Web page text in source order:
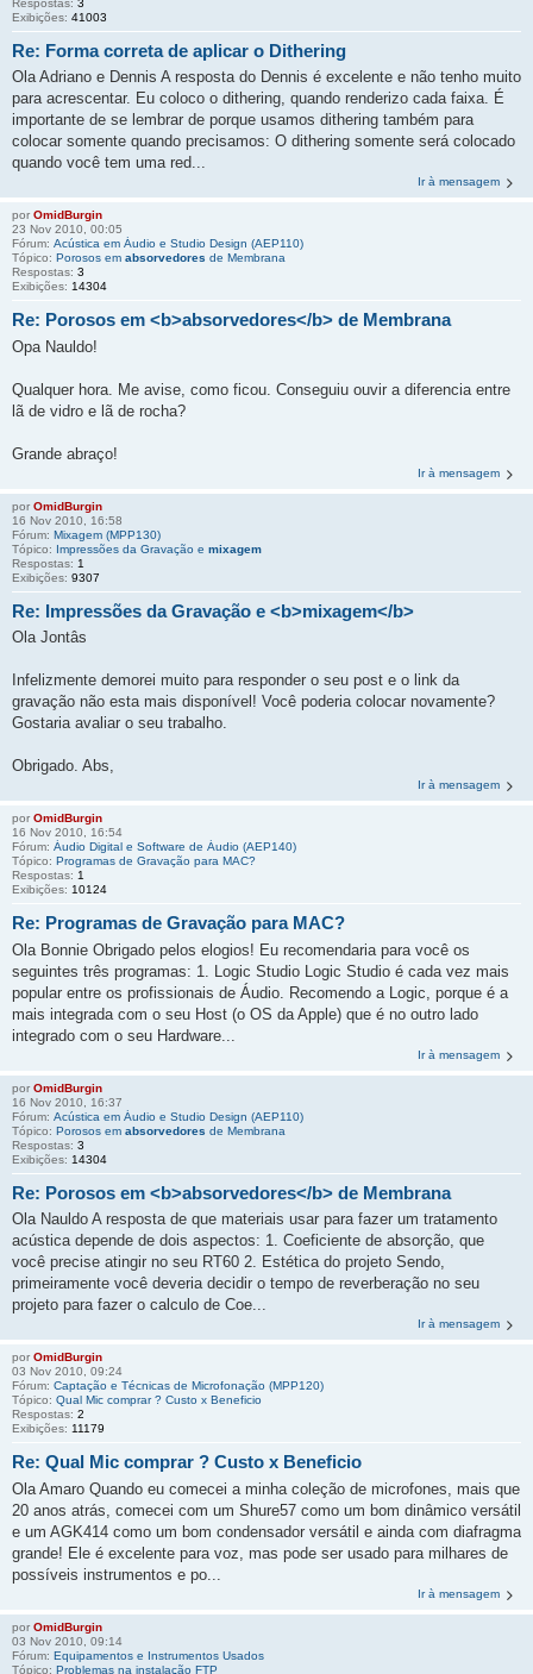
Exibições: 41003
Re: Forma correta de aplicar o Dithering
Ola Adriano e Dennis A resposta do Dennis é excelente e não tenho muito
para acrescentar. Eu coloco o dithering, quando renderizo cada faixa. É
importante de se lembrar de porque usamos dithering também para
colocar somente quando precisamos: O dithering somente será colocado
quando você tem uma red...
Ir à mensagem
por OmidBurgin
23 Nov 2010, 00:05
Fórum: Acústica em Áudio e Studio Design (AEP110)
Tópico: Porosos em absorvedores de Membrana
Respostas: 3
Exibições: 14304
Re: Porosos em <b>absorvedores</b> de Membrana
Opa Nauldo!
Qualquer hora. Me avise, como ficou. Conseguiu ouvir a diferencia entre
lã de vidro e lã de rocha?
Grande abraço!
Ir à mensagem
por OmidBurgin
16 Nov 2010, 16:58
Fórum: Mixagem (MPP130)
Tópico: Impressões da Gravação e mixagem
Respostas: 1
Exibições: 9307
Re: Impressões da Gravação e <b>mixagem</b>
Ola Jontâs
Infelizmente demorei muito para responder o seu post e o link da
gravação não esta mais disponível! Você poderia colocar novamente?
Gostaria avaliar o seu trabalho.
Obrigado. Abs,
Ir à mensagem
por OmidBurgin
16 Nov 2010, 16:54
Fórum: Áudio Digital e Software de Áudio (AEP140)
Tópico: Programas de Gravação para MAC?
Respostas: 1
Exibições: 10124
Re: Programas de Gravação para MAC?
Ola Bonnie Obrigado pelos elogios! Eu recomendaria para você os
seguintes três programas: 1. Logic Studio Logic Studio é cada vez mais
popular entre os profissionais de Áudio. Recomendo a Logic, porque é a
mais integrada com o seu Host (o OS da Apple) que é no outro lado
integrado com o seu Hardware...
Ir à mensagem
por OmidBurgin
16 Nov 2010, 16:37
Fórum: Acústica em Áudio e Studio Design (AEP110)
Tópico: Porosos em absorvedores de Membrana
Respostas: 3
Exibições: 14304
Re: Porosos em <b>absorvedores</b> de Membrana
Ola Nauldo A resposta de que materiais usar para fazer um tratamento
acústica depende de dois aspectos: 1. Coeficiente de absorção, que
você precise atingir no seu RT60 2. Estética do projeto Sendo,
primeiramente você deveria decidir o tempo de reverberação no seu
projeto para fazer o calculo de Coe...
Ir à mensagem
por OmidBurgin
03 Nov 2010, 09:24
Fórum: Captação e Técnicas de Microfonação (MPP120)
Tópico: Qual Mic comprar ? Custo x Beneficio
Respostas: 2
Exibições: 11179
Re: Qual Mic comprar ? Custo x Beneficio
Ola Amaro Quando eu comecei a minha coleção de microfones, mais que
20 anos atrás, comecei com um Shure57 como um bom dinâmico versátil
e um AGK414 como um bom condensador versátil e ainda com diafragma
grande! Ele é excelente para voz, mas pode ser usado para milhares de
possíveis instrumentos e po...
Ir à mensagem
por OmidBurgin
03 Nov 2010, 09:14
Fórum: Equipamentos e Instrumentos Usados
Tópico: Problemas na instalação FTP